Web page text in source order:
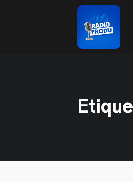
This is a placeholder for your